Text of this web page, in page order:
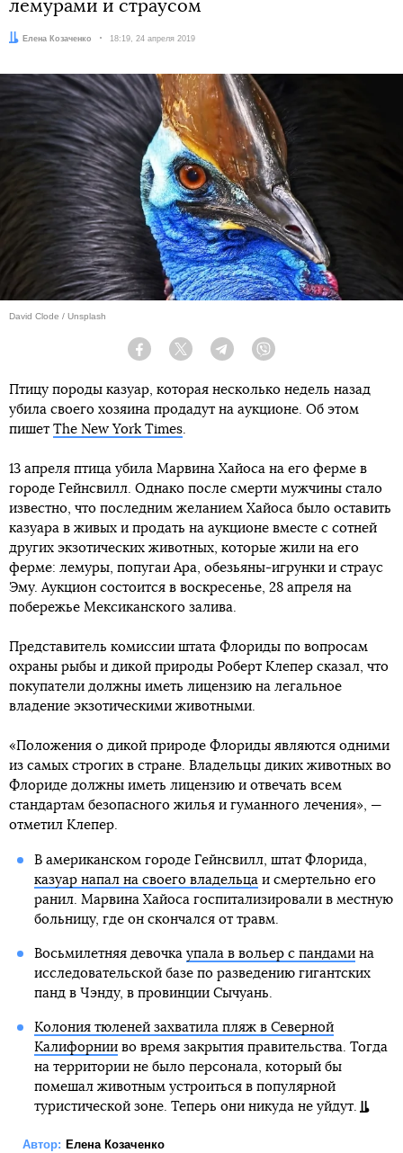
лемурами и страусом
Автор:Елена Козаченко Дата:
18:19, 24 апреля 2019
David Clode / Unsplash
Facebook Twitter Telegram
Птицу породы казуар, которая несколько недель назад
убила своего хозяина продадут на аукционе. Об этом
пишет The New York Times.
13 апреля птица убила Марвина Хайоса на его ферме в
городе Гейнсвилл. Однако после смерти мужчины стало
известно, что последним желанием Хайоса было оставить
казуара в живых и продать на аукционе вместе с сотней
других экзотических животных, которые жили на его
ферме: лемуры, попугаи Ара, обезьяны-игрунки и страус
Эму. Аукцион состоится в воскресенье, 28 апреля на
побережье Мексиканского залива.
Представитель комиссии штата Флориды по вопросам
охраны рыбы и дикой природы Роберт Клепер сказал, что
покупатели должны иметь лицензию на легальное
владение экзотическими животными.
«Положения о дикой природе Флориды являются одними
из самых строгих в стране. Владельцы диких животных во
Флориде должны иметь лицензию и отвечать всем
стандартам безопасного жилья и гуманного лечения», —
отметил Клепер.
В американском городе Гейнсвилл, штат Флорида,
казуар напал на своего владельцаи смертельно его
ранил. Марвина Хайоса госпитализировали в местную
больницу, где он скончался от травм.
Восьмилетняя девочка упала в вольер с пандамина
исследовательской базе по разведению гигантских
панд в Чэнду, в провинции Сычуань.
Колония тюленей захватила пляж в Северной
Калифорнииво время закрытия правительства. Тогда
на территории не было персонала, который бы
помешал животным устроиться в популярной
туристической зоне. Теперь они никуда не уйдут.
Автор: Елена Козаченко